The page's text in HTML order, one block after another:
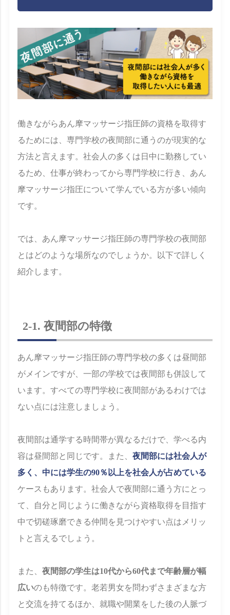
働きながらあん摩マッサージ指圧師の資格を取得す
るためには、専門学校の夜間部に通うのが現実的な
方法と言えます。社会人の多くは日中に勤務してい
るため、仕事が終わってから専門学校に行き、あん
摩マッサージ指圧について学んでいる方が多い傾向
です。
では、あん摩マッサージ指圧師の専門学校の夜間部
とはどのような場所なのでしょうか。以下で詳しく
紹介します。
2-1. 夜間部の特徴
あん摩マッサージ指圧師の専門学校の多くは昼間部
がメインですが、一部の学校では夜間部も併設して
います。すべての専門学校に夜間部があるわけでは
ない点には注意しましょう。
夜間部は通学する時間帯が異なるだけで、学べる内
容は昼間部と同じです。また、夜間部には社会人が
多く、中には学生の90％以上を社会人が占めている
ケースもあります。社会人で夜間部に通う方にとっ
て、自分と同じように働きながら資格取得を目指す
中で切磋琢磨できる仲間を見つけやすい点はメリッ
トと言えるでしょう。
また、夜間部の学生は10代から60代まで年齢層が幅
広いのも特徴です。老若男女を問わずさまざまな方
と交流を持てるほか、就職や開業をした後の人脈づ